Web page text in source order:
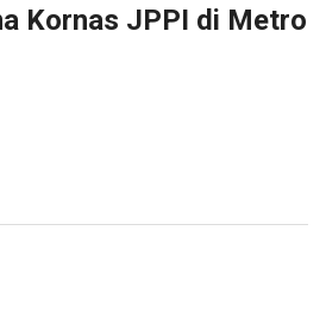
Kornas JPPI di Metro